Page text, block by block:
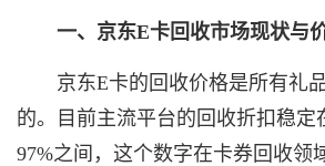
一、京东E卡回收市场现状与
京东E卡的回收价格是所有礼
的。目前主流平台的回收折扣稳定
97%之间，这个数字在卡券回收领